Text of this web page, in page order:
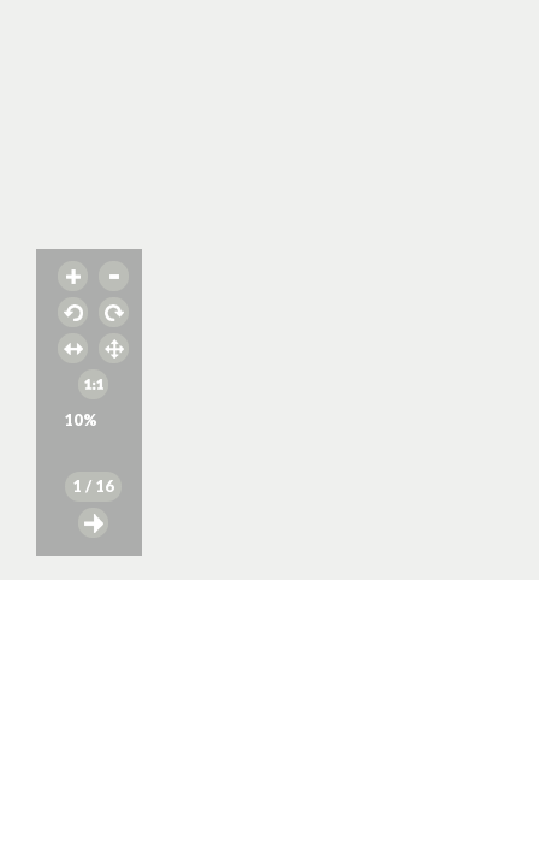
10%
1 / 16